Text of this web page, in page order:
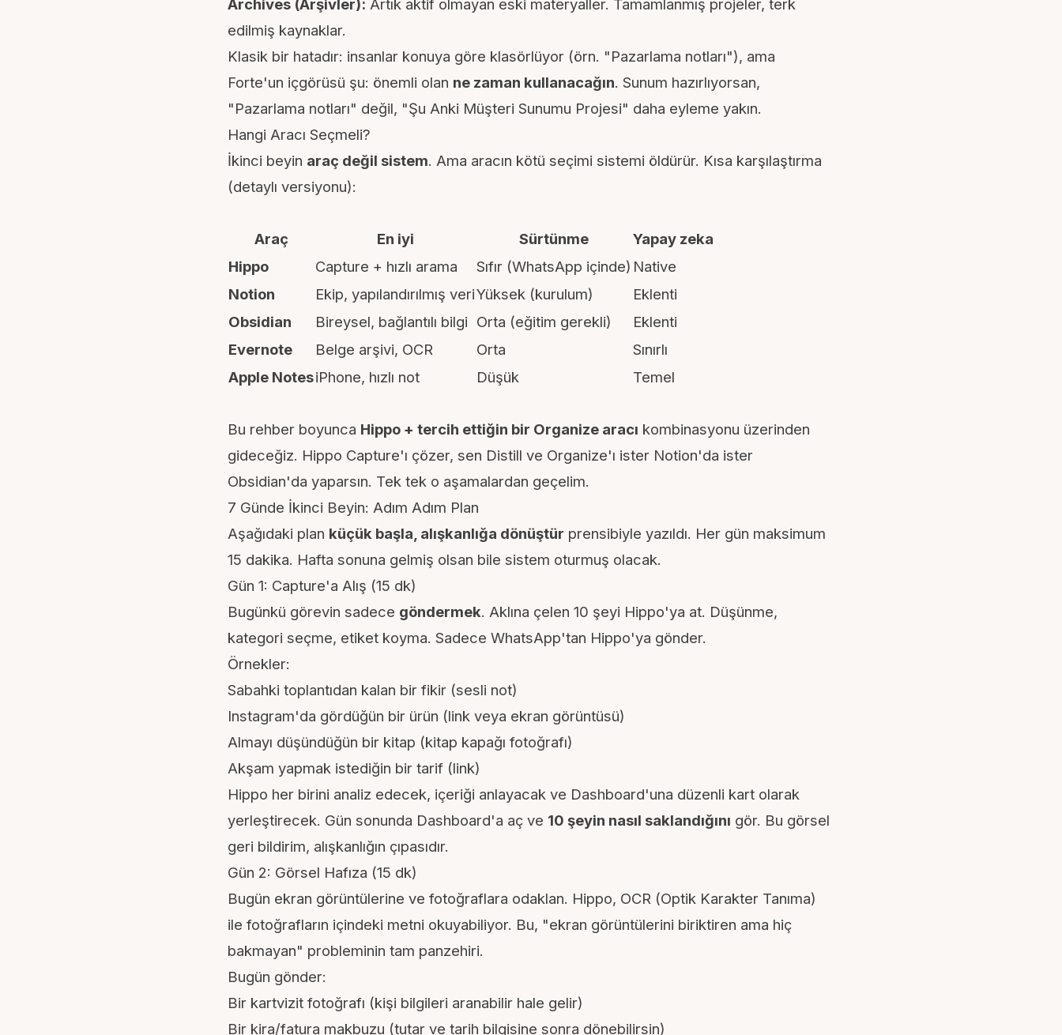
Archives (Arşivler): Artık aktif olmayan eski materyaller. Tamamlanmış projeler, terk
edilmiş kaynaklar.
Klasik bir hatadır: insanlar konuya göre klasörlüyor (örn. "Pazarlama notları"), ama
Forte'un içgörüsü şu: önemli olan ne zaman kullanacağın. Sunum hazırlıyorsan,
"Pazarlama notları" değil, "Şu Anki Müşteri Sunumu Projesi" daha eyleme yakın.
Hangi Aracı Seçmeli?
İkinci beyin araç değil sistem. Ama aracın kötü seçimi sistemi öldürür. Kısa karşılaştırma
(detaylı versiyonu):
Araç En iyi Sürtünme
Yapay zeka
Hippo
Capture + hızlı arama Sıfır (WhatsApp içinde) Native
Notion
Ekip, yapılandırılmış veriYüksek (kurulum)
Eklenti
Obsidian
Bireysel, bağlantılı bilgi Orta (eğitim gerekli)
Eklenti
Evernote
Belge arşivi, OCR Orta
Sınırlı
Apple NotesiPhone, hızlı not Düşük Temel
Bu rehber boyunca Hippo + tercih ettiğin bir Organize aracı kombinasyonu üzerinden
gideceğiz. Hippo Capture'ı çözer, sen Distill ve Organize'ı ister Notion'da ister
Obsidian'da yaparsın. Tek tek o aşamalardan geçelim.
7 Günde İkinci Beyin: Adım Adım Plan
Aşağıdaki plan küçük başla, alışkanlığa dönüştür prensibiyle yazıldı. Her gün maksimum
15 dakika. Hafta sonuna gelmiş olsan bile sistem oturmuş olacak.
Gün 1: Capture'a Alış (15 dk)
Bugünkü görevin sadece göndermek. Aklına çelen 10 şeyi Hippo'ya at. Düşünme,
kategori seçme, etiket koyma. Sadece WhatsApp'tan Hippo'ya gönder.
Örnekler:
Sabahki toplantıdan kalan bir fikir (sesli not)
Instagram'da gördüğün bir ürün (link veya ekran görüntüsü)
Almayı düşündüğün bir kitap (kitap kapağı fotoğrafı)
Akşam yapmak istediğin bir tarif (link)
Hippo her birini analiz edecek, içeriği anlayacak ve Dashboard'una düzenli kart olarak
yerleştirecek. Gün sonunda Dashboard'a aç ve 10 şeyin nasıl saklandığını gör. Bu görsel
geri bildirim, alışkanlığın çıpasıdır.
Gün 2: Görsel Hafıza (15 dk)
Bugün ekran görüntülerine ve fotoğraflara odaklan. Hippo, OCR (Optik Karakter Tanıma)
ile fotoğrafların içindeki metni okuyabiliyor. Bu, "ekran görüntülerini biriktiren ama hiç
bakmayan" probleminin tam panzehiri.
Bugün gönder:
Bir kartvizit fotoğrafı (kişi bilgileri aranabilir hale gelir)
Bir kira/fatura makbuzu (tutar ve tarih bilgisine sonra dönebilirsin)